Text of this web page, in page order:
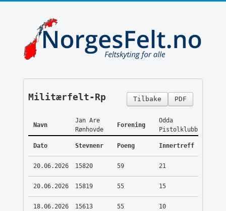
PDF
Tilbake
Militærfelt-Rp
Navn
Jan Are
Rønhovde
Forening
Odda
Pistolklubb
Dato Stevnenr Poeng Innertreff
20.06.2026 15820 59 21
20.06.2026 15819 55 15
18.06.2026 15613 55 10